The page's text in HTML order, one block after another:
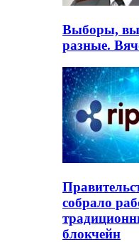
Выборы,
разные.
собрало
блокчейн